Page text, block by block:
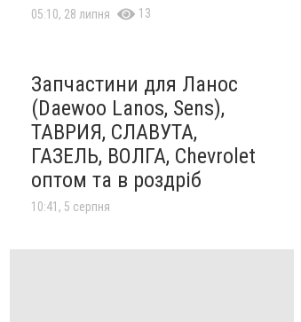
05:10, 28 липня 13
Запчастини для Ланос
(Daewoo Lanos, Sens),
ТАВРИЯ, СЛАВУТА,
ГАЗЕЛЬ, ВОЛГА, Chevrolet
оптом та в роздріб
10:41, 5 серпня